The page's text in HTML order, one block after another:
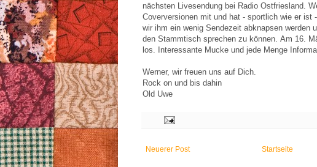
nächsten Livesendung bei Radio Ostfriesland.
Coverversionen mit und hat - sportlich wie er ist
wir ihm ein wenig Sendezeit abknapsen werden
den Stammtisch sprechen zu können. Am 16.
los. Interessante Mucke und jede Menge
Werner, wir freuen uns auf Dich.
Rock on und bis dahin
Old Uwe
Neuerer Post Startseite